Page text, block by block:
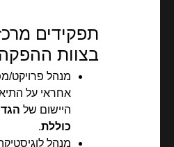
תפקידים
בצוות
מנהל פרויקט/
אחראי על
היישום של
כוללת.
מנהל